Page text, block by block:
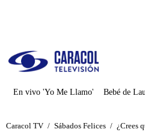
En vivo 'Yo Me Llamo' Bebé de
Caracol TV / Sábados Felices / ¿Crees